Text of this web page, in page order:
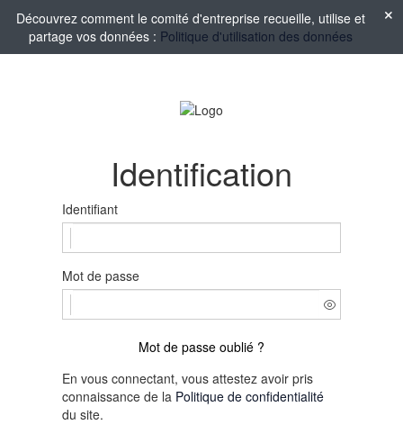
Découvrez comment le comité d'entreprise recueille, utilise et
partage vos données : Politique d'utilisation des données
Identification
Identifiant
Mot de passe
Mot de passe oublié ?
En vous connectant, vous attestez avoir pris
connaissance de la Politique de confidentialité
du site.